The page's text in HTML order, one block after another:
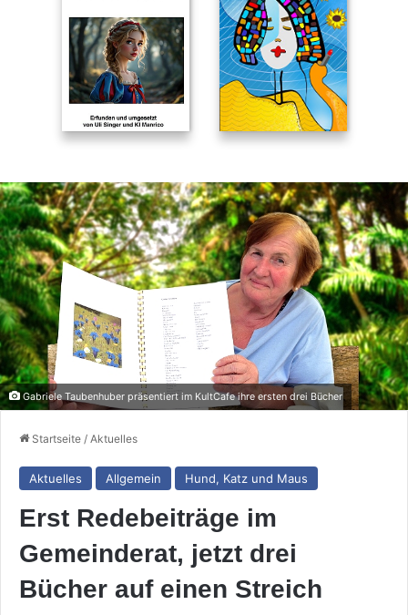
Gabriele Taubenhuber präsentiert im KultCafe ihre ersten drei Bücher
Startseite / Aktuelles
Aktuelles Allgemein Hund, Katz und Maus
Erst Redebeiträge im
Gemeinderat, jetzt drei
Bücher auf einen Streich